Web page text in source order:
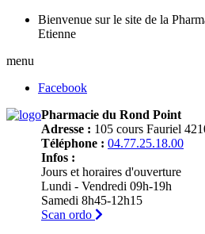
Bienvenue sur le site de la
Etienne
menu
Facebook
Pharmacie du Rond Point
Adresse : 105 cours Fauriel
Téléphone : 04.77.25.18.00
Infos :
Jours et horaires d'ouverture
Lundi - Vendredi 09h-19h
Samedi 8h45-12h15
Scan ordo